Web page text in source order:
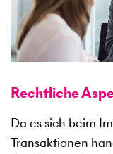
Rechtliche
Da es sich beim
Transaktionen